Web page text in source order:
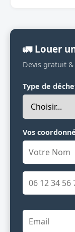
🚛 Louer
Devis gratuit
Type de
Vos